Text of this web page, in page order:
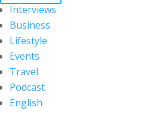
Interviews
Business
Lifestyle
Events
Travel
Podcast
English